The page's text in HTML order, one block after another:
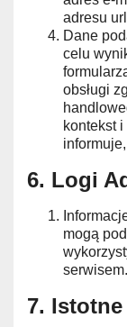
adresu
Dane
celu
obsługi
kontekst
6. Logi
mogą
serwisem.
7.